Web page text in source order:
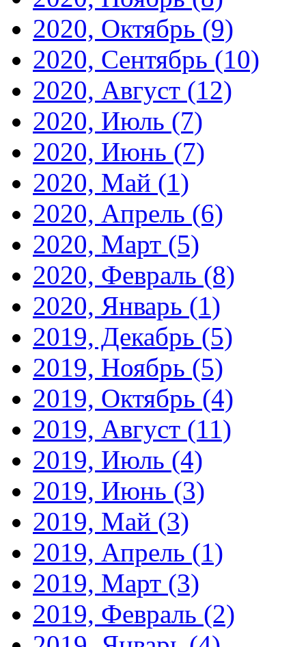
2020, Октябрь (9)
2020, Сентябрь (10)
2020, Август (12)
2020, Июль (7)
2020, Июнь (7)
2020, Май (1)
2020, Апрель (6)
2020, Март (5)
2020, Февраль (8)
2020, Январь (1)
2019, Декабрь (5)
2019, Ноябрь (5)
2019, Октябрь (4)
2019, Август (11)
2019, Июль (4)
2019, Июнь (3)
2019, Май (3)
2019, Апрель (1)
2019, Март (3)
2019, Февраль (2)